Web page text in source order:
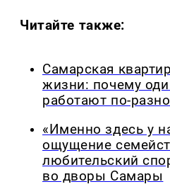
Читайте также:
Самарская
жизни: почему
работают по-
«Именно здесь у
ощущение
любительский
во дворы Самары